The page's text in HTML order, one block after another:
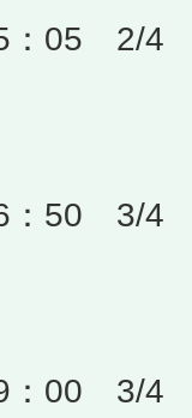
：05 2/4
：50 3/4
：00 3/4